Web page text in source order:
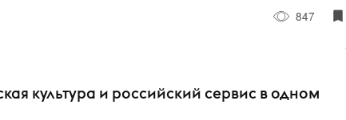
847
культура и российский сервис в одном